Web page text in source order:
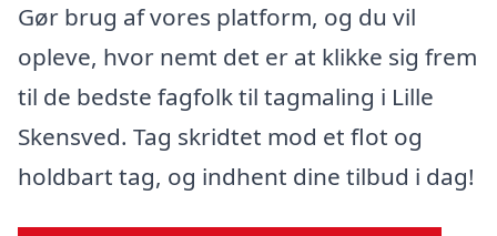
Gør brug af vores platform, og du vil
opleve, hvor nemt det er at klikke sig frem
til de bedste fagfolk til tagmaling i Lille
Skensved. Tag skridtet mod et flot og
holdbart tag, og indhent dine tilbud i dag!